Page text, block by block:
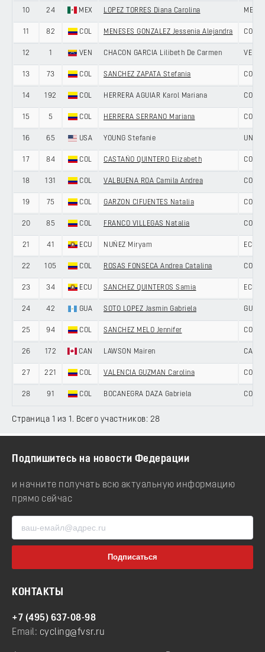
10 24 MEX LOPEZ TORRES Diana Carolina
11 82 COL MENESES GONZALEZ Jessenia Alejandra
12 1 VEN CHACON GARCIA Lilibeth De Carmen
13 73 COL SANCHEZ ZAPATA Stefania
14 192 COL HERRERA AGUIAR Karol Mariana
15 5 COL HERRERA SERRANO Mariana
16 65 USA YOUNG Stefanie
17 84 COL CASTAÑO QUINTERO Elizabeth
18 131 COL VALBUENA ROA Camila Andrea
19 75 COL GARZON CIFUENTES Natalia
20 85 COL FRANCO VILLEGAS Natalia
21 41 ECU NUÑEZ Miryam
22 105 COL ROSAS FONSECA Andrea Catalina
23 34 ECU SANCHEZ QUINTEROS Samia
24 42 GUA SOTO LOPEZ Jasmin Gabriela
25 94 COL SANCHEZ MELO Jennifer
26 172 CAN LAWSON Mairen
27 221 COL VALENCIA GUZMAN Carolina
28 91 COL BOCANEGRA DAZA Gabriela
Страница 1 из 1. Всего участников: 28
Подпишитесь на новости Федерации
и начните получать всю актуальную информацию
прямо сейчас
КОНТАКТЫ
+7 (495) 637-08-98
Email: cycling@fvsr.ru